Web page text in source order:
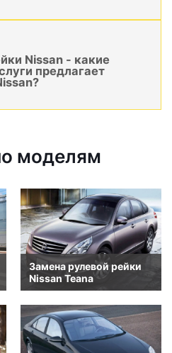
Nissan - какие
предлагает
моделям
Замена рулевой рейки
Nissan Teana